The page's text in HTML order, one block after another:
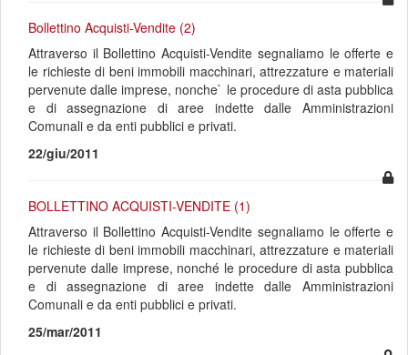
Bollettino Acquisti-Vendite (2)
Attraverso il Bollettino Acquisti-Vendite segnaliamo le offerte e
le richieste di beni immobili macchinari, attrezzature e materiali
pervenute dalle imprese, nonche` le procedure di asta pubblica
e di assegnazione di aree indette dalle Amministrazioni
Comunali e da enti pubblici e privati.
22/giu/2011
BOLLETTINO ACQUISTI-VENDITE (1)
Attraverso il Bollettino Acquisti-Vendite segnaliamo le offerte e
le richieste di beni immobili macchinari, attrezzature e materiali
pervenute dalle imprese, nonché le procedure di asta pubblica
e di assegnazione di aree indette dalle Amministrazioni
Comunali e da enti pubblici e privati.
25/mar/2011